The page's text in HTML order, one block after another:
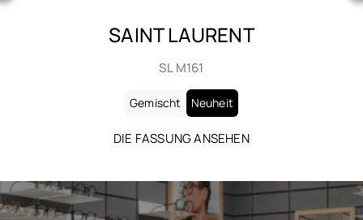
SAINT LAURENT
SL M161
Gemischt Neuheit
DIE FASSUNG ANSEHEN